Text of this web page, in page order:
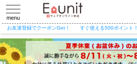
toggle
navigation
menu
お友達登録でクーポンGet！ すぐ使える500ポイント！